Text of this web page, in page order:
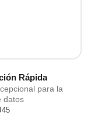
Rápida
para la
datos